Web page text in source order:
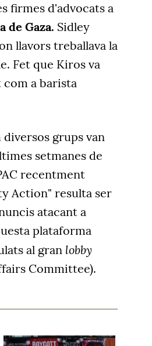
firmes d'advocats a
de Gaza. Sidley
llavors treballava la
Fet que Kiros va
com a barista
grups van
setmanes de
recentment
Action" resulta ser
atacant a
plataforma
al gran lobby
Committee).